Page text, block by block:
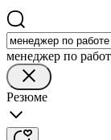
менеджер по
Резюме